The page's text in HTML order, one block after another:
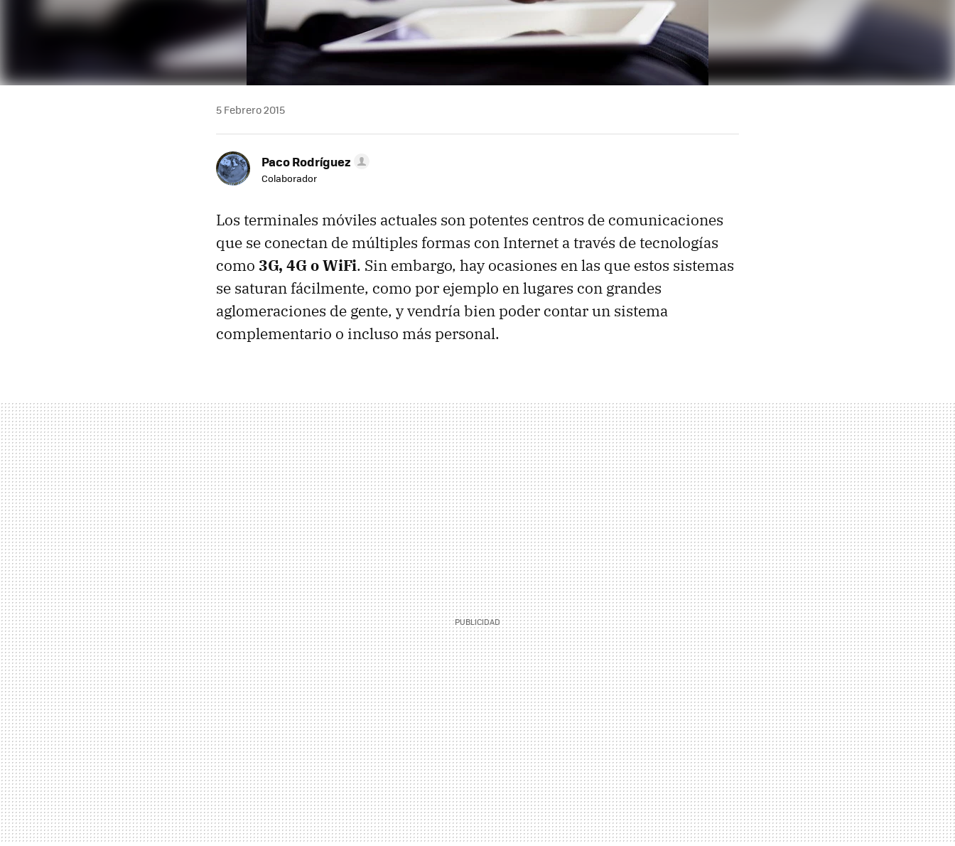
5 Febrero 2015
Paco Rodríguez
Colaborador
Los terminales móviles actuales son potentes centros de comunicaciones
que se conectan de múltiples formas con Internet a través de tecnologías
como 3G, 4G o WiFi. Sin embargo, hay ocasiones en las que estos sistemas
se saturan fácilmente, como por ejemplo en lugares con grandes
aglomeraciones de gente, y vendría bien poder contar un sistema
complementario o incluso más personal.